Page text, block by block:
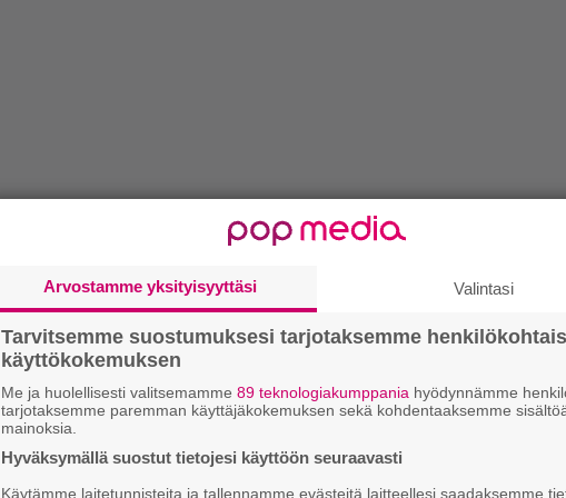
Arvostamme yksityisyyttäsi Valintasi
Tarvitsemme suostumuksesi tarjotaksemme
käyttökokemuksen
Me ja huolellisesti valitsemamme 89 teknologiakumppania hyödynnämme
tarjotaksemme paremman käyttäjäkokemuksen sekä kohdentaaksemme
mainoksia.
Hyväksymällä suostut tietojesi käyttöön seuraavasti
Käytämme laitetunnisteita ja tallennamme evästeitä laitteellesi saadaksemme